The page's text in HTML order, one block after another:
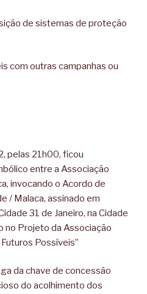
de sistemas de proteção
com outras campanhas ou
pelas 21h00, ficou
entre a Associação
invocando o Acordo de
/ Malaca, assinado em
31 de Janeiro, na Cidade
no Projeto da Associação
Possíveis”
da chave de concessão
do acolhimento dos